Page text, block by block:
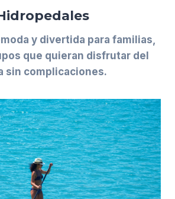
y divertida para familias,
que quieran disfrutar del
sin complicaciones.